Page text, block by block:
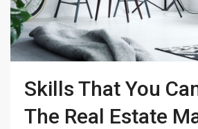
Skills That You
The Real Estate